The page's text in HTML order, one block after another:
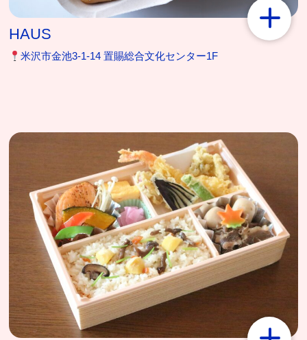
HAUS
米沢市金池3-1-14 置賜総合文化センター1F